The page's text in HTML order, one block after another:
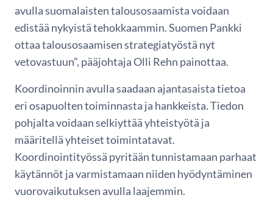
avulla suomalaisten talousosaamista voidaan
edistää nykyistä tehokkaammin. Suomen Pankki
ottaa talousosaamisen strategiatyöstä nyt
vetovastuun”, pääjohtaja Olli Rehn painottaa.
Koordinoinnin avulla saadaan ajantasaista tietoa
eri osapuolten toiminnasta ja hankkeista. Tiedon
pohjalta voidaan selkiyttää yhteistyötä ja
määritellä yhteiset toimintatavat.
Koordinointityössä pyritään tunnistamaan parhaat
käytännöt ja varmistamaan niiden hyödyntäminen
vuorovaikutuksen avulla laajemmin.